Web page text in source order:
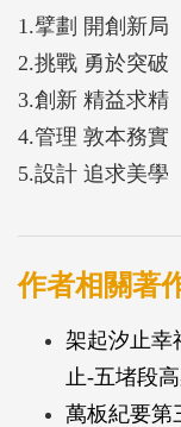
1.擘劃 開創新局
2.挑戰 勇於突破
3.創新 精益求精
4.管理 敦本務實
5.設計 追求美學
作者相關著
架起汐止幸
止-五堵段
萬板紀要第